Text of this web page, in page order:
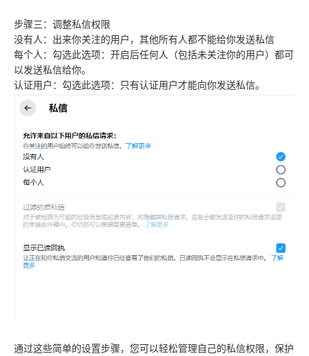
步骤三：调整私信权限
没有人：出来你关注的用户，其他所有人都不能给你发送私信
每个人：勾选此选项：开启后任何人（包括未关注你的用户）都可
以发送私信给你。
认证用户：勾选此选项：只有认证用户才能向你发送私信。
通过这些简单的设置步骤，您可以轻松管理自己的私信权限，保护